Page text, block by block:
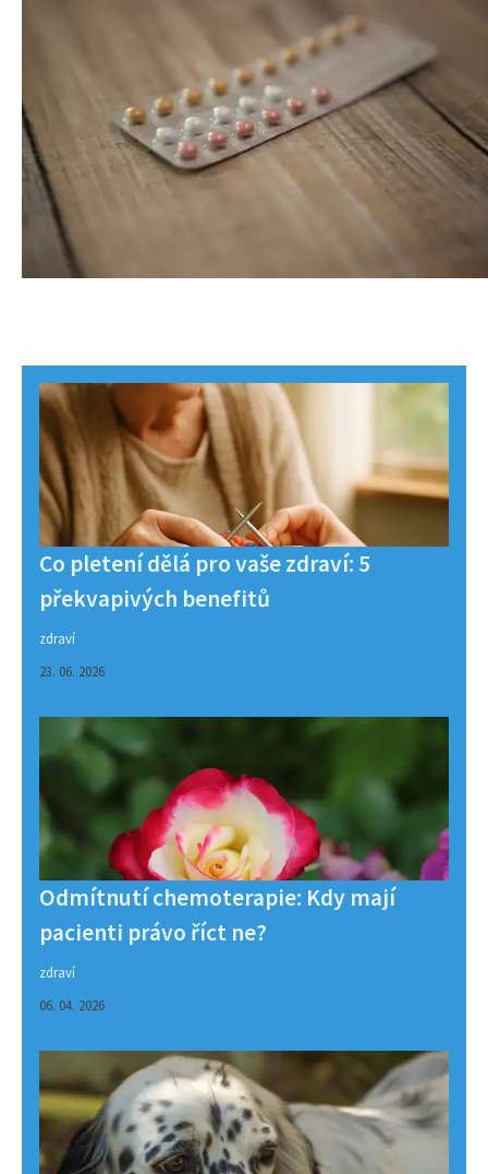
Co pletení dělá pro vaše zdraví: 5
překvapivých benefitů
zdraví
23. 06. 2026
Odmítnutí chemoterapie: Kdy mají
pacienti právo říct ne?
zdraví
06. 04. 2026